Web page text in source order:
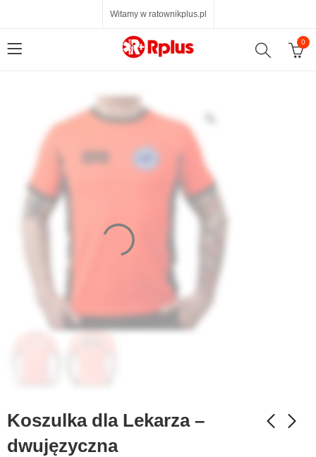
Witamy w ratownikplus.pl
0
Koszulka dla Lekarza –
dwujęzyczna